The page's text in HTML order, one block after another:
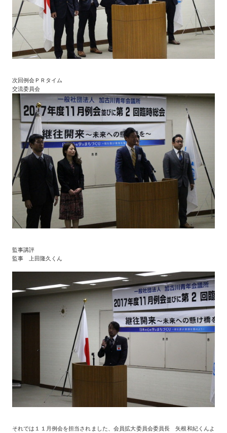
次回例会ＰＲタイム
交流委員会
監事講評
監事 上田隆久くん
それでは１１月例会を担当されました、会員拡大委員会委員長 矢根和紀くんよ